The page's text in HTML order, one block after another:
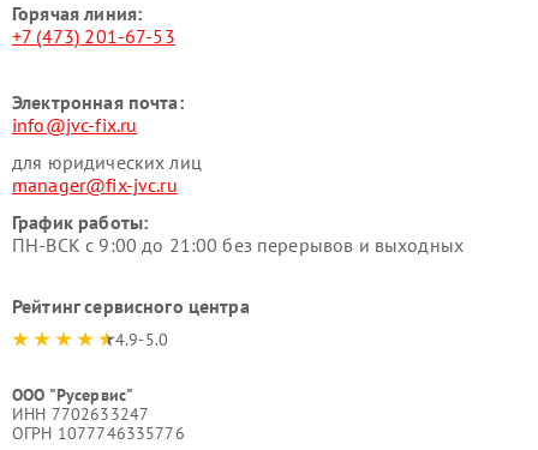
Горячая линия:
+7 (473) 201-67-53
Электронная почта:
info@jvc-fix.ru
для юридических лиц
manager@fix-jvc.ru
График работы:
ПН-ВСК с 9:00 до 21:00 без перерывов и выходных
Рейтинг сервисного центра
4.9-5.0
ООО "Русервис"
ИНН 7702633247
ОГРН 1077746335776